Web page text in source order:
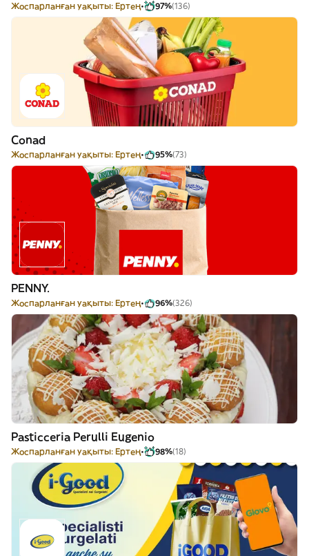
Жоспарланған уақыты: Ертең 97%(136)
Conad
Жоспарланған уақыты: Ертең 95%(73)
PENNY.
Жоспарланған уақыты: Ертең 96%(326)
Pasticceria Perulli Eugenio
Жоспарланған уақыты: Ертең 98%(18)